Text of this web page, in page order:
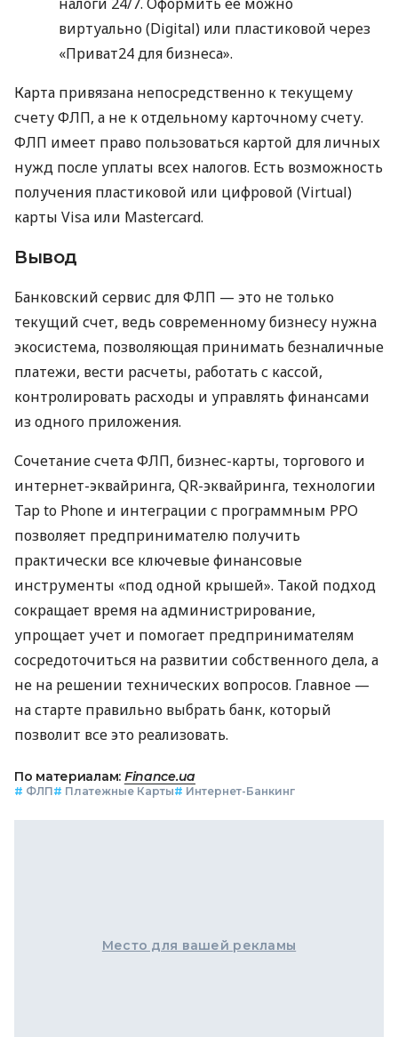
виртуально (Digital) или пластиковой через
«Приват24 для бизнеса».
Карта привязана непосредственно к текущему
счету ФЛП, а не к отдельному карточному счету.
ФЛП имеет право пользоваться картой для личных
нужд после уплаты всех налогов. Есть возможность
получения пластиковой или цифровой (Virtual)
карты Visa или Mastercard.
Вывод
Банковский сервис для ФЛП — это не только
текущий счет, ведь современному бизнесу нужна
экосистема, позволяющая принимать безналичные
платежи, вести расчеты, работать с кассой,
контролировать расходы и управлять финансами
из одного приложения.
Сочетание счета ФЛП, бизнес-карты, торгового и
интернет-эквайринга, QR-эквайринга, технологии
Tap to Phone и интеграции с программным РРО
позволяет предпринимателю получить
практически все ключевые финансовые
инструменты «под одной крышей». Такой подход
сокращает время на администрирование,
упрощает учет и помогает предпринимателям
сосредоточиться на развитии собственного дела, а
не на решении технических вопросов. Главное —
на старте правильно выбрать банк, который
позволит все это реализовать.
По материалам: Finance.ua
# ФЛП# Платежные Карты# Интернет-Банкинг
Место для вашей рекламы